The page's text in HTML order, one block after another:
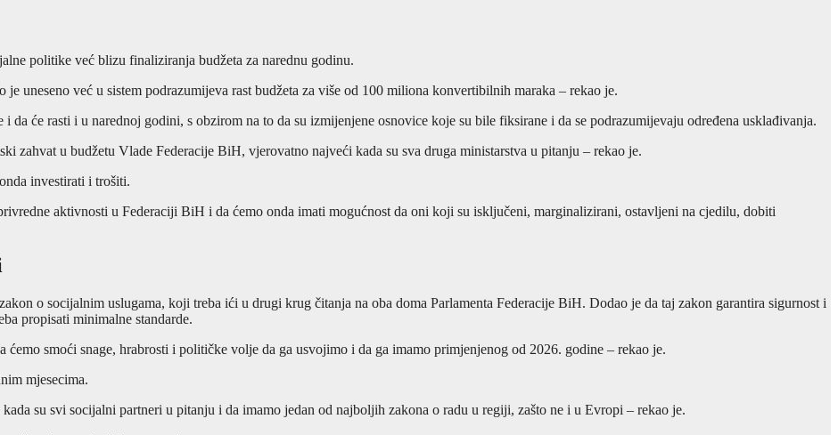
politike već blizu finaliziranja budžeta za narednu godinu.
je uneseno već u sistem podrazumijeva rast budžeta za više od 100 miliona konvertibilnih maraka – rekao je.
da će rasti i u narednoj godini, s obzirom na to da su izmijenjene osnovice koje su bile fiksirane i da se podrazumijevaju određena usklađivanja.
zahvat u budžetu Vlade Federacije BiH, vjerovatno najveći kada su sva druga ministarstva u pitanju – rekao je.
investirati i trošiti.
aktivnosti u Federaciji BiH i da ćemo onda imati mogućnost da oni koji su isključeni, marginalizirani, ostavljeni na cjedilu, dobiti
o socijalnim uslugama, koji treba ići u drugi krug čitanja na oba doma Parlamenta Federacije BiH. Dodao je da taj zakon garantira sigurnost i
propisati minimalne standarde.
ćemo smoći snage, hrabrosti i političke volje da ga usvojimo i da ga imamo primjenjenog od 2026. godine – rekao je.
mjesecima.
su svi socijalni partneri u pitanju i da imamo jedan od najboljih zakona o radu u regiji, zašto ne i u Evropi – rekao je.